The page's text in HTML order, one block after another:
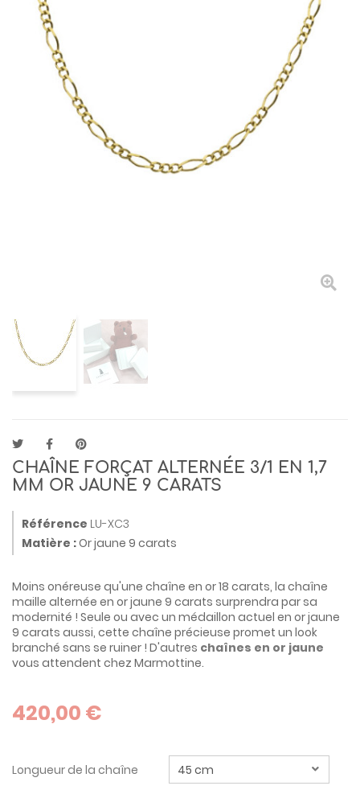
CHAÎNE FORÇAT ALTERNÉE 3/1 EN 1,7
MM OR JAUNE 9 CARATS
Référence LU-XC3
Matière :Or jaune 9 carats
Moins onéreuse qu'une chaîne en or 18 carats, la chaîne
maille alternée en or jaune 9 carats surprendra par sa
modernité ! Seule ou avec un médaillon actuel en or jaune
9 carats aussi, cette chaîne précieuse promet un look
branché sans se ruiner ! D'autres chaînes en or jaune
vous attendent chez Marmottine.
420,00 €
Longueur de la chaîne